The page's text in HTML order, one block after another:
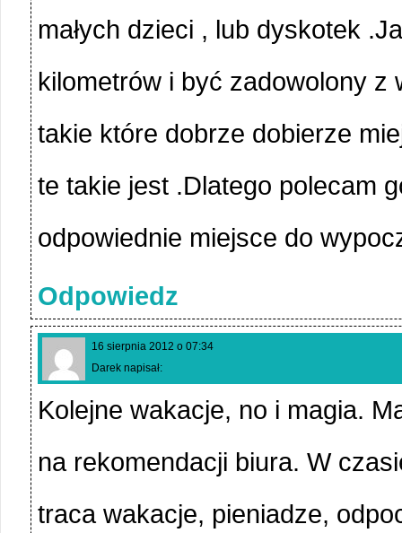
małych dzieci , lub dyskotek
kilometrów i być zadowolony z
takie które dobrze dobierze
te takie jest .Dlatego polecam
odpowiednie miejsce do
Odpowiedz
16 sierpnia 2012 o 07:34
Darek napisał:
Kolejne wakacje, no i magia.
na rekomendacji biura. W
traca wakacje, pieniadze,